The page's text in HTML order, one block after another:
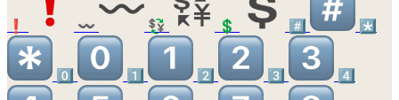
❗ 〰️ 💱 💲 #️⃣ *️⃣
0️⃣ 1️⃣ 2️⃣ 3️⃣ 4️⃣